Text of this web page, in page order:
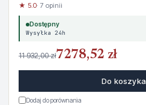
★ 5.0· 7 opinii
Dostępny
Wysyłka 24h
11 932,00 zł7278,52 zł
Do koszyka
Dodaj do porównania